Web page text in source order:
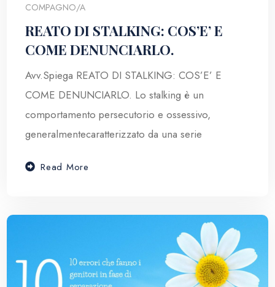
COMPAGNO/A
REATO DI STALKING: COS’E’ E
COME DENUNCIARLO.
Avv.Spiega REATO DI STALKING: COS’E’ E
COME DENUNCIARLO. Lo stalking è un
comportamento persecutorio e ossessivo,
generalmentecaratterizzato da una serie
Read More